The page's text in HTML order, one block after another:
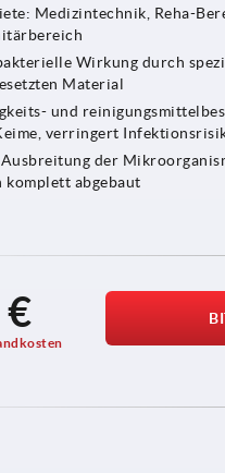
Medizintechnik, Reha-
Wirkung durch
Material
und
verringert
der
komplett abgebaut